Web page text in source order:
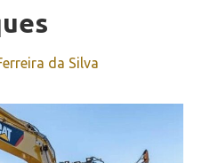
da Silva